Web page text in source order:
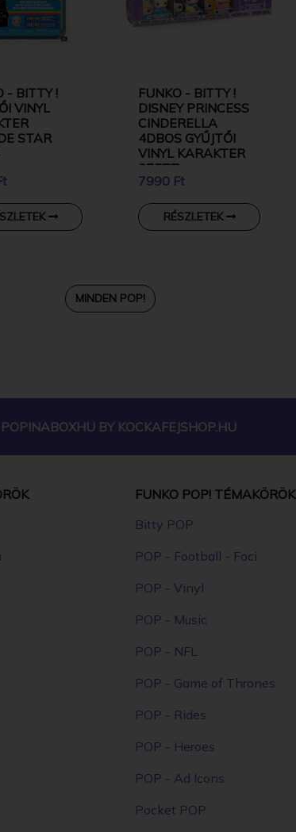
- BITTY !
VINYL
STAR
FUNKO - BITTY !
DISNEY PRINCESS
CINDERELLA
4DBOS GYŰJTŐI
VINYL KARAKTER
SZETT
7990 Ft
RÉSZLETEK
MINDEN POP!
BY KOCKAFEJSHOP.HU
FUNKO POP! TÉMAKÖRÖK
Bitty POP
POP - Football - Foci
POP - Vinyl
POP - Music
POP - NFL
POP - Game of Thrones
POP - Rides
POP - Heroes
POP - Ad Icons
Pocket POP